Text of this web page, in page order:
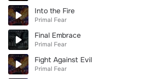
Into the Fire
Primal Fear
Final Embrace
Primal Fear
Fight Against Evil
Primal Fear